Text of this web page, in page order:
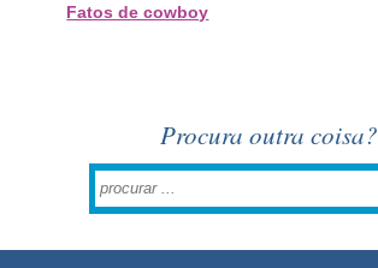
Fatos de cowboy
Procura outra coisa?